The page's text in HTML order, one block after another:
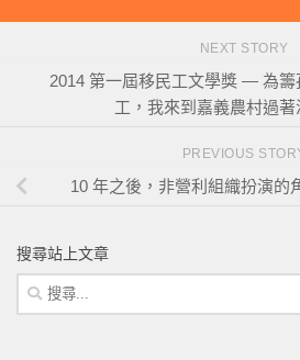
NEXT STORY
2014 第一屆移民工文學獎 — 為
工，我來到嘉義農村過
PREVIOUS
10 年之後，非營利組織扮演的
搜尋站上文章
搜
尋